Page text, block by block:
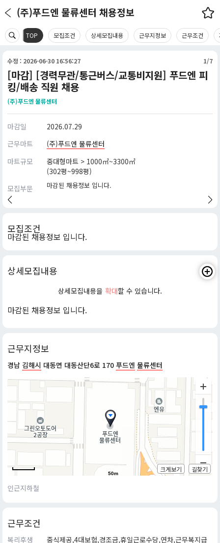
(주)푸드엔 물류센터 채용정보
TOP 모집조건 상세모집내용 근무지정보 근무조건
수정 : 2026-06-30 16:56:27 1/7
[마감] [경력무관/통근버스/교통비지원] 푸드엔 피
킹/배송 직원 채용
(주)푸드엔 물류센터
마감일
2026.07.29
근무마트
(주)푸드엔 물류센터
마트규모
중대형마트 > 1000㎡~3300㎡
(302평~998평)
모집부문
마감된 채용정보 입니다.
모집조건
마감된 채용정보 입니다.
상세모집내용
상세모집내용을 확대할 수 있습니다.
마감된 채용정보 입니다.
근무지정보
경남 김해시 대동면 대동산단6로 170 푸드엔 물류센터
50m
크게보기 길찾기
인근지하철
근무조건
복리후생
중식제공,4대보험,경조금,휴일근로수당,연차,근무복지급